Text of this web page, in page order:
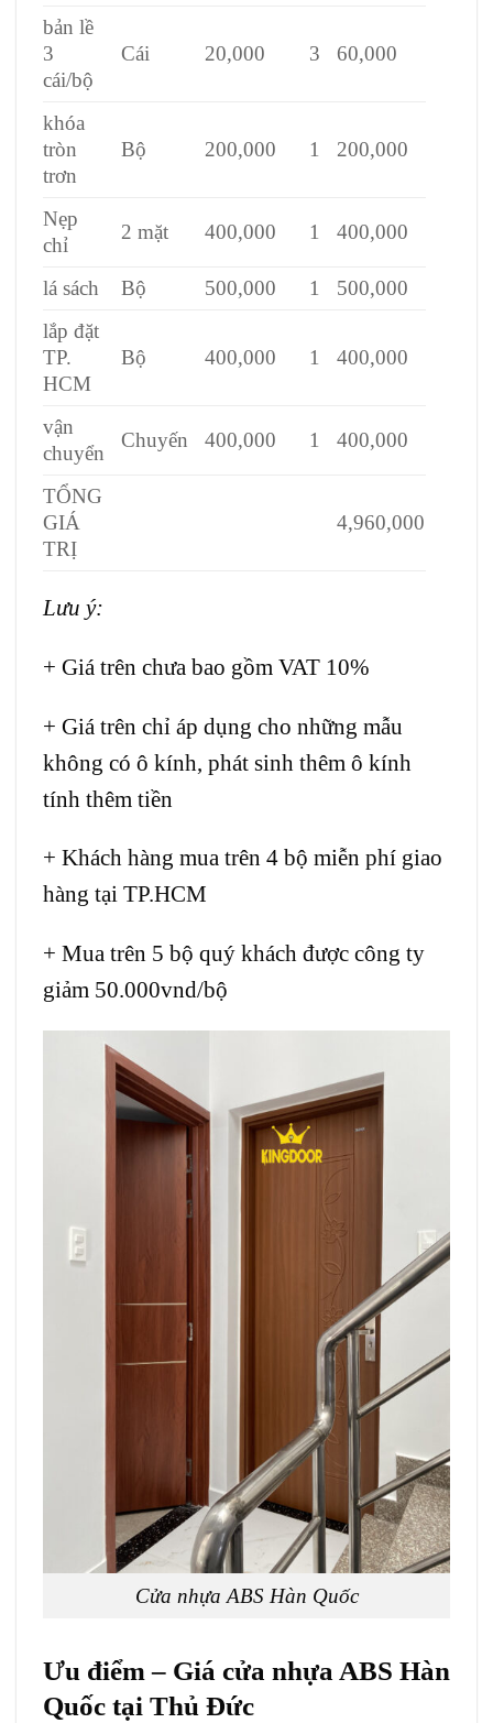
bản lề
3
cái/bộ
Cái 20,000 3 60,000
khóa
tròn
trơn
Bộ 200,000 1 200,000
Nẹp
chỉ
2 mặt 400,000 1 400,000
lá sách Bộ 500,000 1
500,000
lắp đặt
TP.
HCM
Bộ 400,000 1 400,000
vận
chuyển
Chuyến 400,000 1 400,000
TỔNG
GIÁ
TRỊ
4,960,000
Lưu ý:
+ Giá trên chưa bao gồm VAT 10%
+ Giá trên chỉ áp dụng cho những mẫu
không có ô kính, phát sinh thêm ô kính
tính thêm tiền
+ Khách hàng mua trên 4 bộ miễn phí giao
hàng tại TP.HCM
+ Mua trên 5 bộ quý khách được công ty
giảm 50.000vnd/bộ
Cửa nhựa ABS Hàn Quốc
Ưu điểm – Giá cửa nhựa ABS Hàn
Quốc tại Thủ Đức